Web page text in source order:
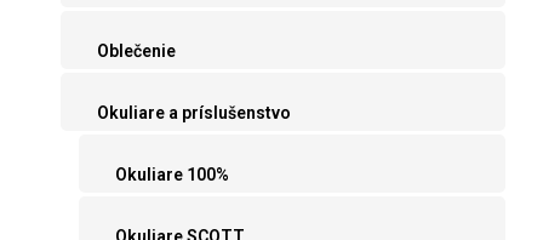
Oblečenie
Okuliare a príslušenstvo
Okuliare 100%
Okuliare SCOTT